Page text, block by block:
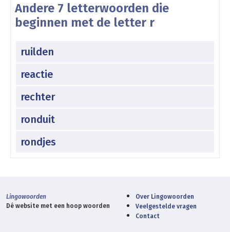
Andere 7 letterwoorden die
beginnen met de letter r
ruilden
reactie
rechter
ronduit
rondjes
Lingowoorden
Dé website met een hoop woorden
Over Lingowoorden
Veelgestelde vragen
Contact